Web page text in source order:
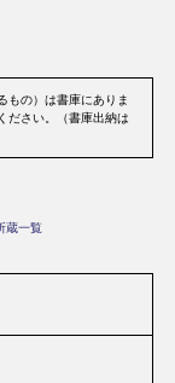
もの）は書庫にありま
ださい。（書庫出納は
蔵一覧